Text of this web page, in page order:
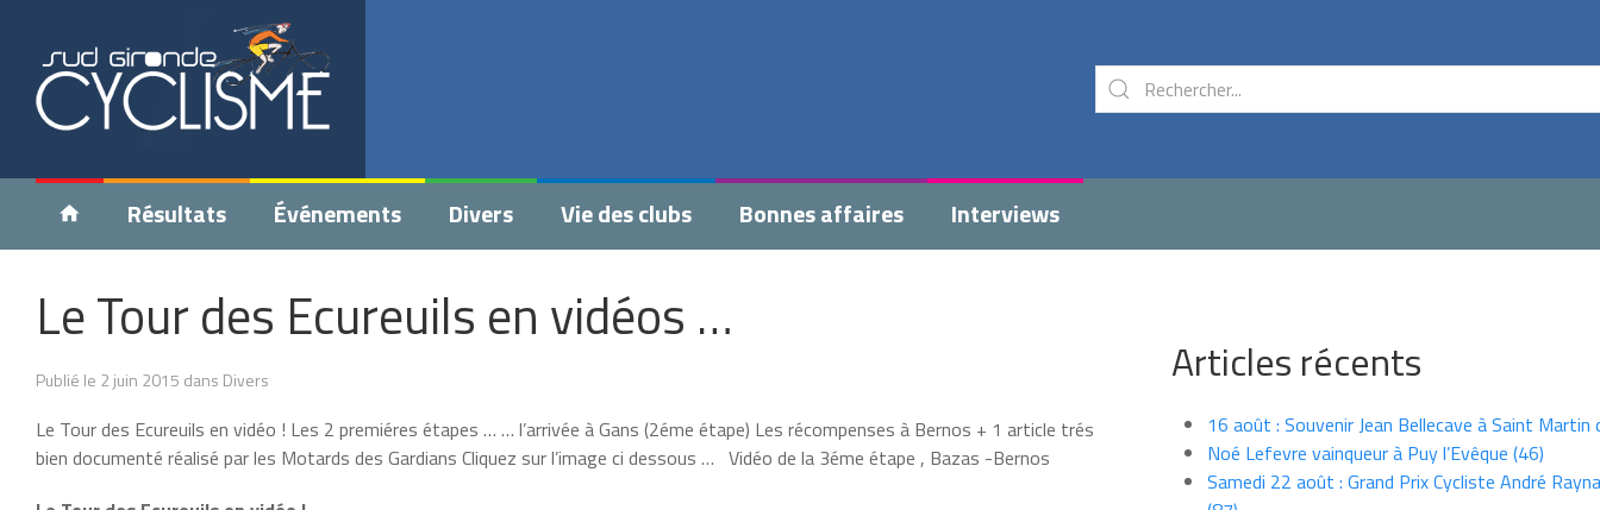
Résultats Événements Divers Vie des clubs Bonnes affaires Interviews
Le Tour des Ecureuils en vidéos …
Publié le 2 juin 2015 dans Divers
Le Tour des Ecureuils en vidéo ! Les 2 premiéres étapes … … l’arrivée à Gans (2éme étape) Les récompenses à Bernos + 1 article trés
bien documenté réalisé par les Motards des Gardians Cliquez sur l’image ci dessous … Vidéo de la 3éme étape , Bazas -Bernos
Articles récents
16 août : Souvenir Jean Bellecave à Saint Martin
Noé Lefevre vainqueur à Puy l’Evêque (46)
Samedi 22 août : Grand Prix Cycliste André